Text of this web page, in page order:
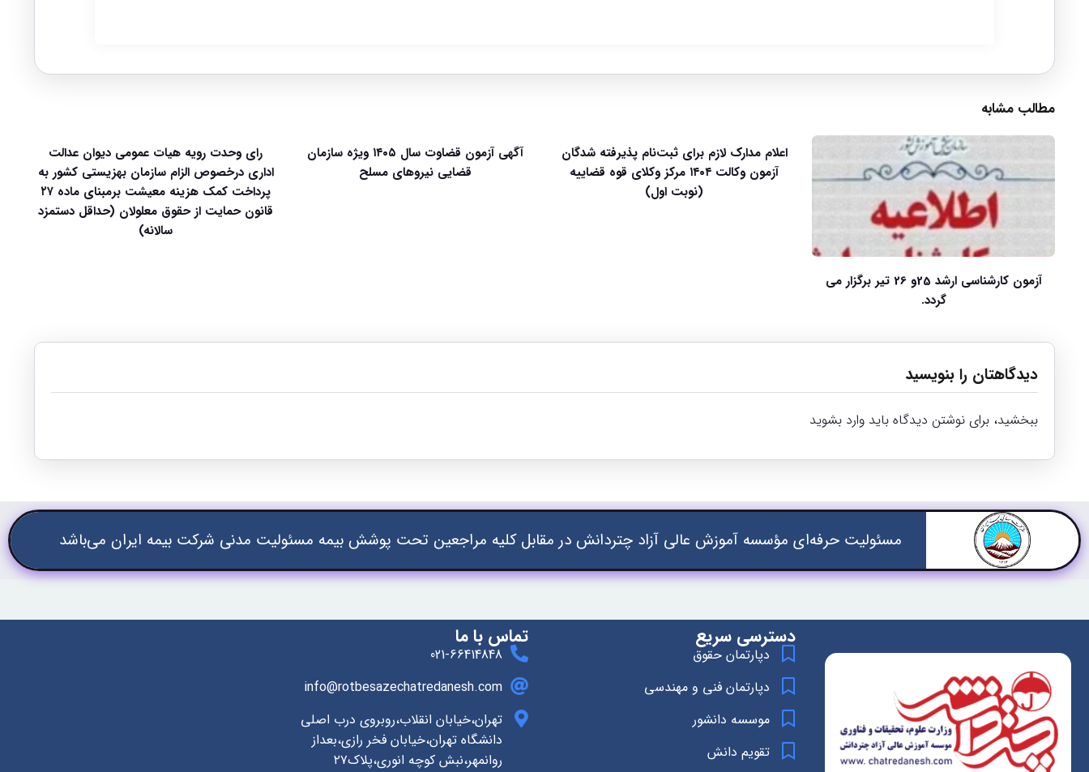
مطالب مشابه
آزمون کارشناسی ارشد 25و 26 تیر برگزار می
گردد.
اعلام مدارک لازم برای ثبت‌نام پذیرفته شدگان
آزمون وکالت ۱۴۰۴ مرکز وکلای قوه قضاییه
(نوبت اول)
آگهی آزمون قضاوت سال ۱۴۰۵ ویژه سازمان
قضایی نیروهای مسلح
رای وحدت رویه هیات عمومی دیوان عدالت
اداری درخصوص الزام سازمان بهزیستی کشور به
پرداخت کمک هزینه معیشت برمبنای ماده ۲۷
قانون حمایت از حقوق معلولان (حداقل دستمزد
سالانه)
دیدگاهتان را بنویسید
ببخشید، برای نوشتن دیدگاه باید وارد بشوید
مسئولیت حرفه‌ای مؤسسه آموزش عالی آزاد چتردانش در مقابل کلیه مراجعین تحت پوشش بیمه مسئولیت مدنی شرکت بیمه ایران می‌باشد
دسترسی سریع
دپارتمان حقوق
دپارتمان فنی و مهندسی
موسسه دانشور
تقویم دانش
تماس با ما
021-66414848
info@rotbesazechatredanesh.com
تهران،خیابان انقلاب،روبروی درب اصلی
دانشگاه تهران،خیابان فخر رازی،بعداز
روانمهر،نبش کوچه انوری،پلاک۲۷